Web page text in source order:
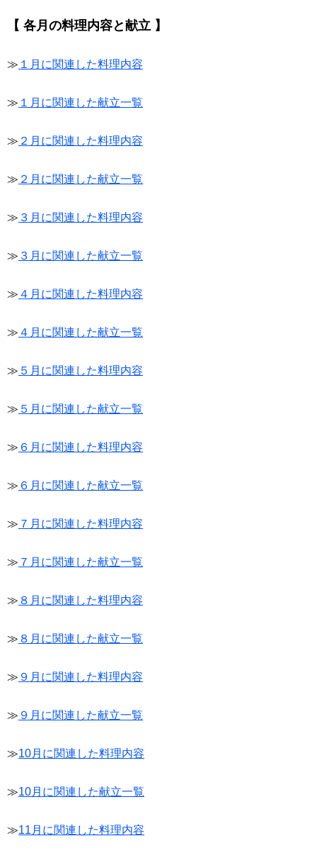
【 各月の料理内容と献立 】
≫ １月に関連した料理内容
≫ １月に関連した献立一覧
≫ ２月に関連した料理内容
≫ ２月に関連した献立一覧
≫ ３月に関連した料理内容
≫ ３月に関連した献立一覧
≫ ４月に関連した料理内容
≫ ４月に関連した献立一覧
≫ ５月に関連した料理内容
≫ ５月に関連した献立一覧
≫ ６月に関連した料理内容
≫ ６月に関連した献立一覧
≫ ７月に関連した料理内容
≫ ７月に関連した献立一覧
≫ ８月に関連した料理内容
≫ ８月に関連した献立一覧
≫ ９月に関連した料理内容
≫ ９月に関連した献立一覧
≫10月に関連した料理内容
≫10月に関連した献立一覧
≫11月に関連した料理内容